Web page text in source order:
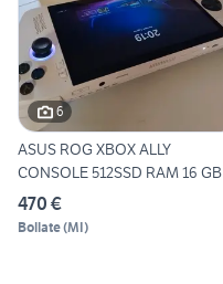
6
ASUS ROG XBOX ALLY
CONSOLE 512SSD RAM 16 GB
470 €
Bollate(MI)